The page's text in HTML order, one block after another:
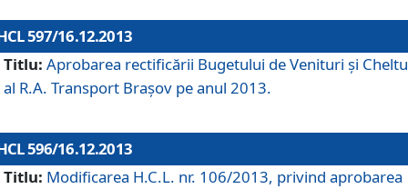
597/16.12.2013
Titlu: Aprobarea rectificării Bugetului de Venituri şi
al R.A. Transport Braşov pe anul 2013.
596/16.12.2013
Titlu: Modificarea H.C.L. nr. 106/2013, privind aprobarea